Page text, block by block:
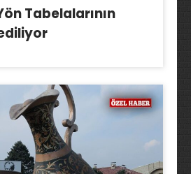
Tabelalarının